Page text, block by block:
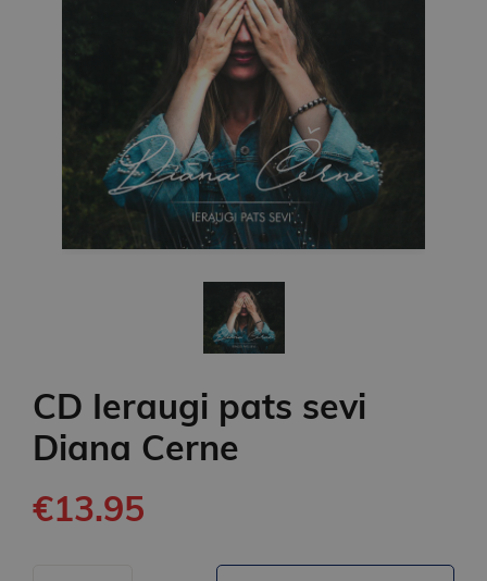
CD Ieraugi pats sevi
Diana Cerne
€13.95